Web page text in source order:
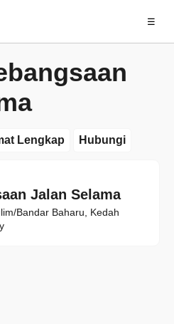
☰
Lengkap Hubungi
Jalan Selama
Bandar Baharu, Kedah